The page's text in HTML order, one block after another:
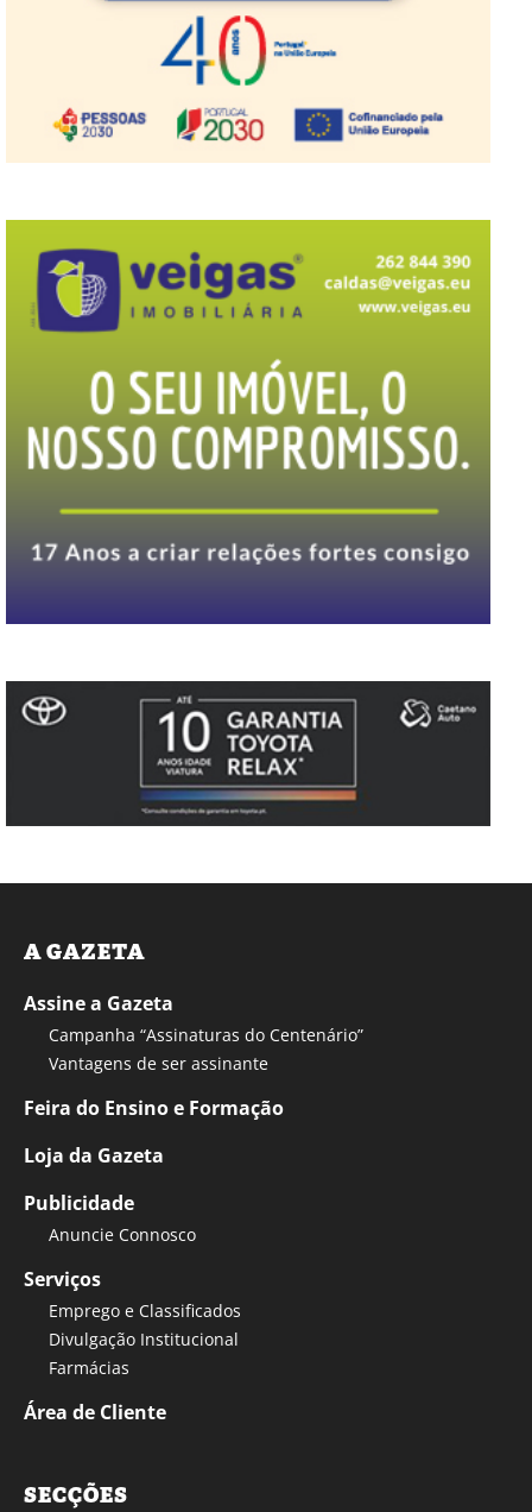
A GAZETA
Assine a Gazeta
Campanha “Assinaturas do Centenário”
Vantagens de ser assinante
Feira do Ensino e Formação
Loja da Gazeta
Publicidade
Anuncie Connosco
Serviços
Emprego e Classificados
Divulgação Institucional
Farmácias
Área de Cliente
SECÇÕES